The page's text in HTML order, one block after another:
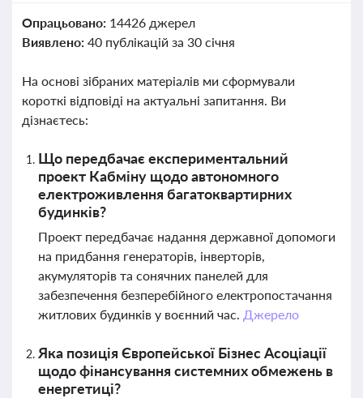
Опрацьовано: 14426 джерел
Виявлено: 40 публікацій за 30 січня
На основі зібраних матеріалів ми сформували
короткі відповіді на актуальні запитання. Ви
дізнаєтесь:
Що передбачає експериментальний
проект Кабміну щодо автономного
електроживлення багатоквартирних
будинків?
Проект передбачає надання державної допомоги
на придбання генераторів, інверторів,
акумуляторів та сонячних панелей для
забезпечення безперебійного електропостачання
житлових будинків у воєнний час. Джерело
Яка позиція Європейської Бізнес Асоціації
щодо фінансування системних обмежень в
енергетиці?